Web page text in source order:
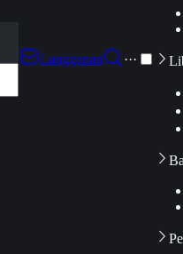
Langganan
···